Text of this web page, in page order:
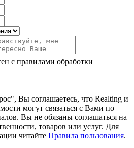
с правилами обработки
Вы соглашаетесь, что Realting и
могут связаться с Вами по
Вы не обязаны соглашаться на
товаров или услуг. Для
читайте Правила пользования.